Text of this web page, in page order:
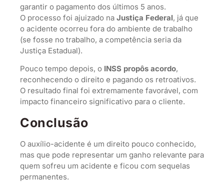
garantir o pagamento dos últimos 5 anos.
O processo foi ajuizado na Justiça Federal, já que
o acidente ocorreu fora do ambiente de trabalho
(se fosse no trabalho, a competência seria da
Justiça Estadual).
Pouco tempo depois, o INSS propôs acordo,
reconhecendo o direito e pagando os retroativos.
O resultado final foi extremamente favorável, com
impacto financeiro significativo para o cliente.
Conclusão
O auxílio-acidente é um direito pouco conhecido,
mas que pode representar um ganho relevante para
quem sofreu um acidente e ficou com sequelas
permanentes.